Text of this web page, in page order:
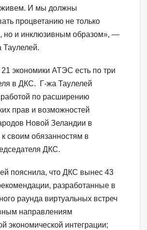
живем. И мы должны
процветанию не только
но и инклюзивным образом», —
Таулелей.
экономики АТЭС есть по три
в ДКС. Г-жа Таулелей
работой по расширению
прав и возможностей
Новой Зеландии в
своим обязанностям в
ДКС.
пояснила, что ДКС вынес 43
разработанные в
раунда виртуальных встреч
направлениям
экономической интеграции;